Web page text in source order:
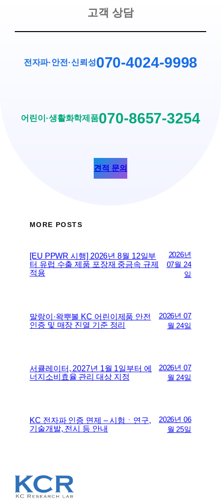
고객 상담
전자파·안전 ·신뢰성070-4024-9998
어린이·생활화학제품070-8657-3254
견적 문의
MORE POSTS
[EU PPWR 시행] 2026년 8월 12일부
터 유럽 수출 제품 포장재 중금속 규제
적용
2026년
07월 24
일
말랑이·왁뿌볼 KC 어린이제품 안전
인증 및 매장 진열 기준 정리
2026년 07
월 24일
서큘레이터, 2027년 1월 1일부터 에
너지소비효율 관리 대상 지정
2026년 07
월 24일
KC 전자파 인증 면제 – 시험ㆍ연구,
기술개발, 전시 등 안내
2026년 06
월 25일